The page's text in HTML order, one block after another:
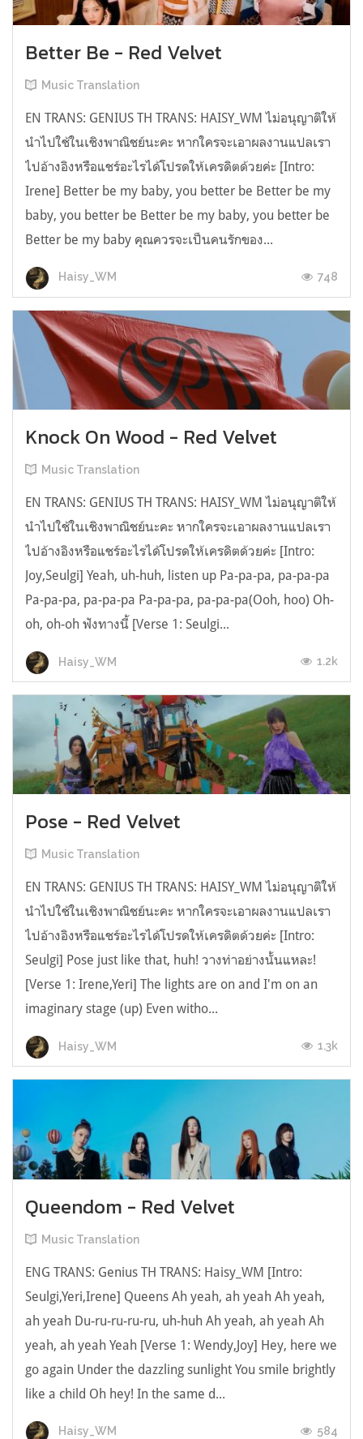
Better Be - Red Velvet
Music Translation
EN TRANS: GENIUS TH TRANS: HAISY_WM ไม่อนุญาติให้
นำไปใช้ในเชิงพาณิชย์นะคะ หากใครจะเอาผลงานแปลเรา
ไปอ้างอิงหรือแชร์อะไรได้โปรดให้เครดิตด้วยค่ะ [Intro:
Irene] Better be my baby, you better be Better be my
baby, you better be Better be my baby, you better be
Better be my baby คุณควรจะเป็นคนรักของ...
Haisy_WM 748
Knock On Wood - Red Velvet
Music Translation
EN TRANS: GENIUS TH TRANS: HAISY_WM ไม่อนุญาติให้
นำไปใช้ในเชิงพาณิชย์นะคะ หากใครจะเอาผลงานแปลเรา
ไปอ้างอิงหรือแชร์อะไรได้โปรดให้เครดิตด้วยค่ะ [Intro:
Joy,Seulgi] Yeah, uh-huh, listen up Pa-pa-pa, pa-pa-pa
Pa-pa-pa, pa-pa-pa Pa-pa-pa, pa-pa-pa(Ooh, hoo) Oh-
oh, oh-oh ฟังทางนี้ [Verse 1: Seulgi...
Haisy_WM 1.2k
Pose - Red Velvet
Music Translation
EN TRANS: GENIUS TH TRANS: HAISY_WM ไม่อนุญาติให้
นำไปใช้ในเชิงพาณิชย์นะคะ หากใครจะเอาผลงานแปลเรา
ไปอ้างอิงหรือแชร์อะไรได้โปรดให้เครดิตด้วยค่ะ [Intro:
Seulgi] Pose just like that, huh! วางท่าอย่างนั้นแหละ!
[Verse 1: Irene,Yeri] The lights are on and I'm on an
imaginary stage (up) Even witho...
Haisy_WM 1.3k
Queendom - Red Velvet
Music Translation
ENG TRANS: Genius TH TRANS: Haisy_WM [Intro:
Seulgi,Yeri,Irene] Queens Ah yeah, ah yeah Ah yeah,
ah yeah Du-ru-ru-ru-ru, uh-huh Ah yeah, ah yeah Ah
yeah, ah yeah Yeah [Verse 1: Wendy,Joy] Hey, here we
go again Under the dazzling sunlight You smile brightly
like a child Oh hey! In the same d...
Haisy_WM 584